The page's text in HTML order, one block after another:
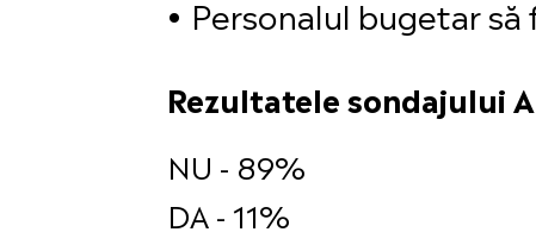
Personalul bugetar
Rezultatele sondajului
NU - 89%
DA - 11%